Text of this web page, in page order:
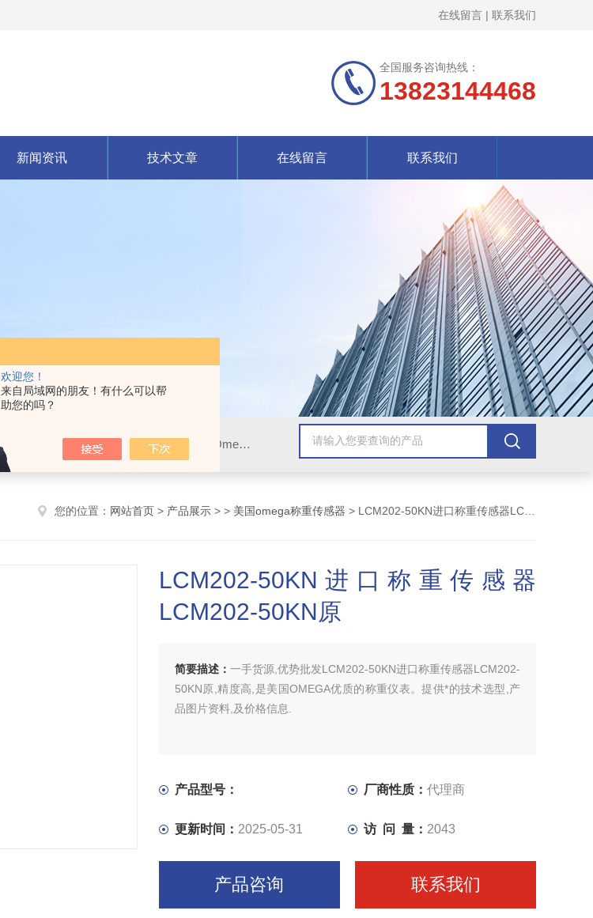
欢迎您！
来自局域网的朋友！有什么可以帮
助您的吗？
在线留言 | 联系我们
全国服务咨询热线：
13823144468
新闻资讯 技术文章 在线留言 联系我们
Omega插头,Omega测温线,热电偶测温线,热电偶线,铠装热电偶,热电偶连接器,热电偶插头,Omega热电偶线,T型热电偶线,TMC测温纸
您的位置： 网站首页 > 产品展示 > > 美国omega称重传感器 > LCM202-50KN进口称重传感器LCM202-50KN原
LCM202-50KN进口称重传感器
LCM202-50KN原
简要描述： 一手货源,优势批发LCM202-50KN进口称重传感器LCM202-
50KN原,精度高,是美国OMEGA优质的称重仪表。提供*的技术选型,产
品图片资料,及价格信息.
产品型号： 厂商性质： 代理商
更新时间： 2025-05-31 访 问 量： 2043
产品咨询 联系我们